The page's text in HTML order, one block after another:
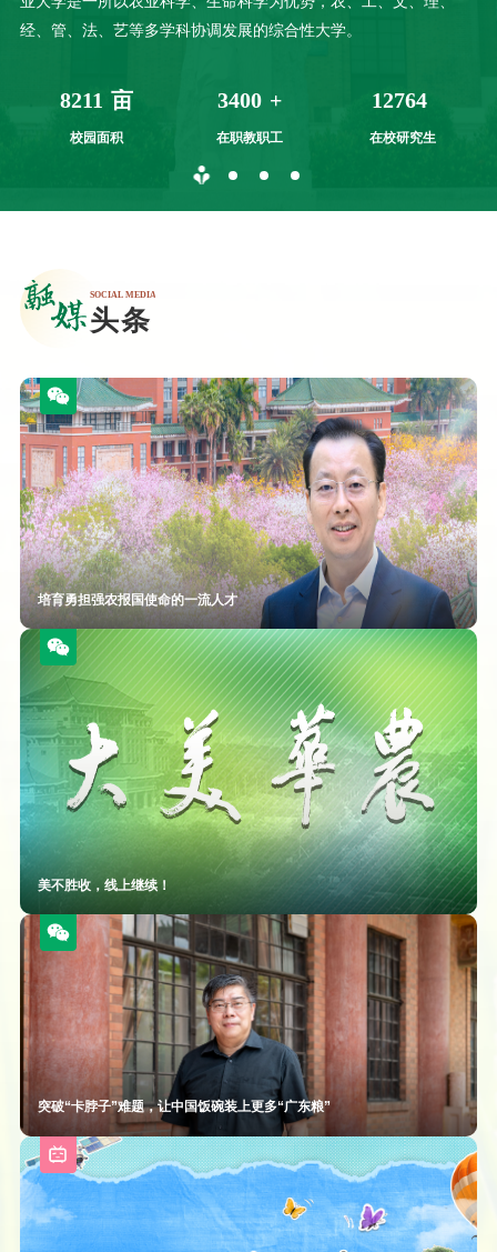
经、管、法、艺等多学科协调发展的综合性大学。
8211 亩
校园面积
3400 +
在职教职工
12764
在校研究生
培育勇担强农报国使命的一流人才
美不胜收，线上继续！
突破“卡脖子”难题，让中国饭碗装上更多“广东粮”